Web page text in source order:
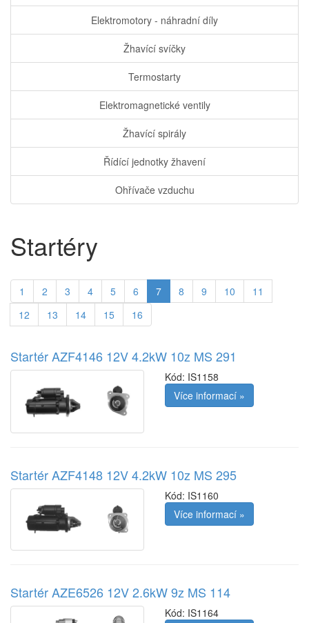
Elektromotory - náhradní díly
Žhavící svíčky
Termostarty
Elektromagnetické ventily
Žhavící spirály
Řídící jednotky žhavení
Ohřívače vzduchu
Startéry
1 2 3 4 5 6 7 8 9 10
11
12
13 14 15 16
Startér AZF4146 12V 4.2kW 10z MS 291
Kód: IS1158
Více informací »
Startér AZF4148 12V 4.2kW 10z MS 295
Kód: IS1160
Více informací »
Startér AZE6526 12V 2.6kW 9z MS 114
Kód: IS1164